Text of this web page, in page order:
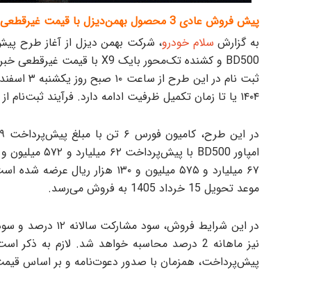
پیش فروش عادی 3 محصول بهمن‌دیزل با قیمت غیرقطعی
به گزارش سلام خودرو
BD500 و کشنده تک‌محور بایک X9 با قیمت غیرقطعی خبر داد.
۱۴۰۴ یا تا زمان تکمیل ظرفیت ادامه دارد. فرآیند ثبت‌نام از طریق عاملیت‌های
موعد تحویل 15 خرداد 1405 به فروش می‌‎رسد.
نیز ماهانه 2 درصد محاسبه خواهد شد. لازم به
پیش‌پرداخت، همزمان با صدور دعوت‌نامه و بر اساس